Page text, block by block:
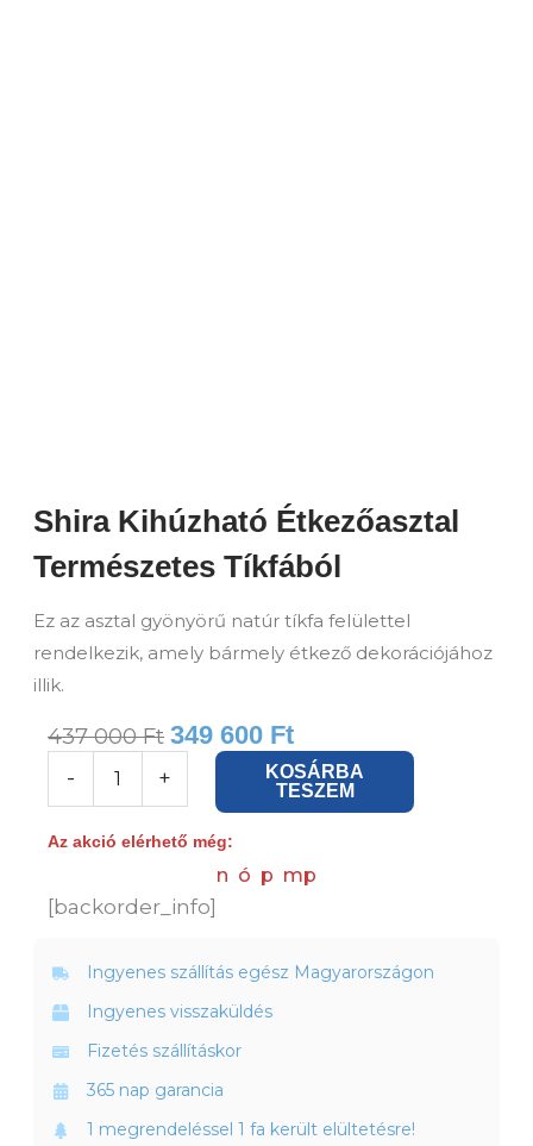
Shira Kihúzható Étkezőasztal
Természetes Tíkfából
Ez az asztal gyönyörű natúr tíkfa felülettel
rendelkezik, amely bármely étkező dekorációjához
illik.
437 000Ft 349 600 Ft
-
Étkezőasztal
Tíkfából
+
KOSÁRBA
TESZEM
Az akció elérhető még:
n ó p mp
[backorder_info]
Ingyenes szállítás egész Magyarországon
Ingyenes visszaküldés
Fizetés szállításkor
365 nap garancia
1 megrendeléssel 1 fa került elültetésre!